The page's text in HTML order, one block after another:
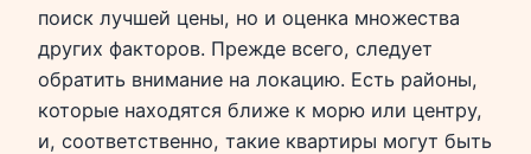
поиск лучшей цены, но и оценка множества
других факторов. Прежде всего, следует
обратить внимание на локацию. Есть районы,
которые находятся ближе к морю или центру,
и, соответственно, такие квартиры могут быть